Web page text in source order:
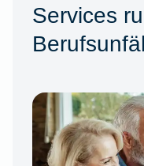
Services